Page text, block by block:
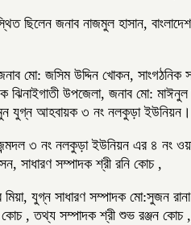
ছিলেন জনাব নাজমুল হাসান,
মো: জসিম উদ্দিন খোকন, সাংগঠনিক
ঝিনাইগাতী উপজেলা, জনাব মো:
যুগ্ন আহবায়ক ৩ নং নলকুড়া ইউনিয়ন।
৩ নং নলকুড়া ইউনিয়ন এর ৪ নং
সাধারণ সম্পাদক শ্রী রনি কোচ ,
মিয়া, যুগ্ন সাধারণ সম্পাদক মো:সুজন
কোচ , তথ্য সম্পাদক শ্রী শুভ রঞ্জন